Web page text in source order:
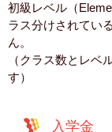
初級レベル（
ラス分けされてい
ん。
（クラス数とレベ
す）
入学金